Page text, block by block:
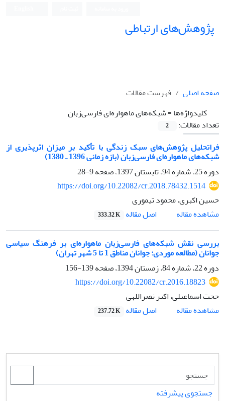
پژوهش‌های ارتباطی
صفحه اصلی
فهرست مقالات
کلیدواژه‌ها =شبکه‌های ماهواره‌ای فارسی‌زبان
تعداد مقالات:
2
فراتحلیل پژوهش‌های سبک زندگی با تأکید بر میزان اثرپذیری از
شبکه‌های ماهواره‌ای فارسی‌زبان (بازه زمانی 1396 ـ 1380)
دوره 25، شماره 94، تابستان 1397، صفحه
9-28
https://doi.org/10.22082/cr.2018.78432.1514
حسین اکبری، محمود تیموری
مشاهده مقاله
اصل مقاله 333.32 K
بررسی نقش شبکه‌های فارسی‌زبان ماهواره‌ای بر فرهنگ سیاسی
جوانان (مطالعه موردی: جوانان مناطق 1 تا 5 شهر تهران)
دوره 22، شماره 84، زمستان 1394، صفحه
139-156
https://doi.org/10.22082/cr.2016.18823
حجت اسماعیلی، اکبر نصراللهی
مشاهده مقاله
اصل مقاله 237.72 K
جستجوی پیشرفته